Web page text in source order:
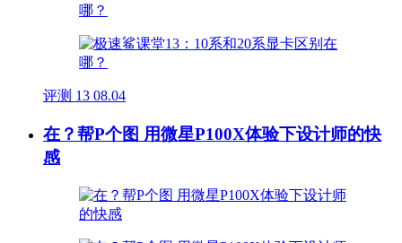
评测 13 08.04
在？帮P个图 用微星P100X体验下设计师的快
感